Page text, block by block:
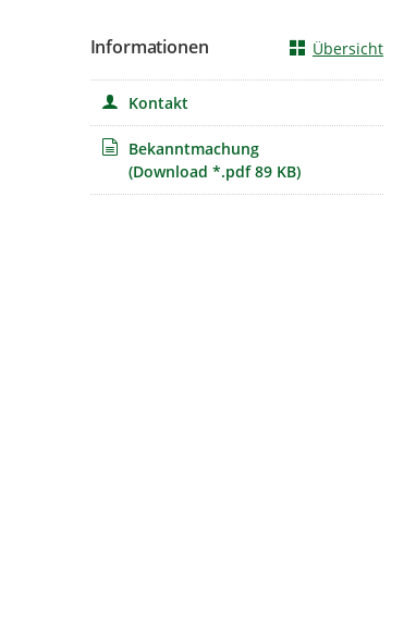
Informationen Übersicht
Kontakt
Bekanntmachung
(Download *.pdf 89 KB)